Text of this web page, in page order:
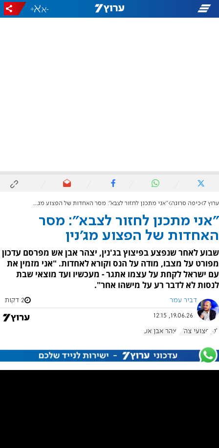
-
+
ערוץ 7 כיפה סרוגה "אני מתכנן לחזור לצבא": מסר האחדות של הפצוע מג'נין
"אני מתכנן לחזור לצבא": מסר
האחדות של הפצוע מג'נין
שבוע לאחר שנפצע בפיצוץ בג'נין, יצהר אבן אש מפרסם עדכון
מפורט על מצבו, מודה על הנס וקורא לאחדות. "אני מזמין את
עם ישראל לקחת על עצמו אתגר - מעכשיו ועד מוצאי שבת
לנסות לא לדבר רע על מישהו אחר".
דביר עמר 2 דקות
19.06.26, 12:15
ג'נין פצועי צה"ל יצהר אבן אש